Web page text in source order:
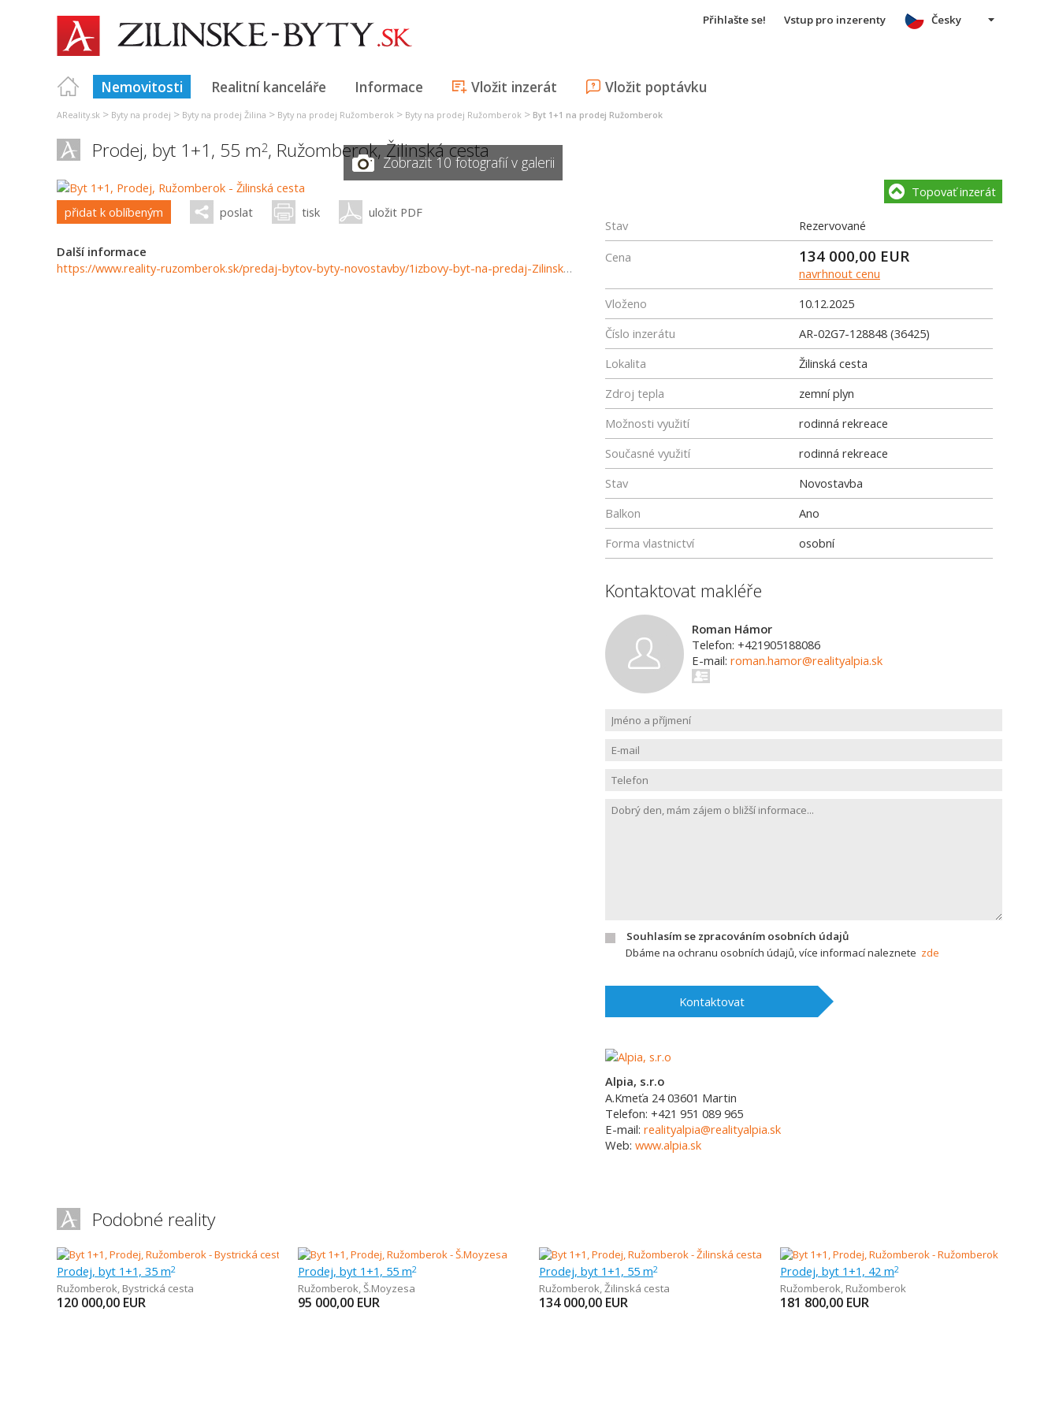
Přihlašte se! Vstup pro inzerenty
Nemovitosti Realitní kanceláře Informace Vložit inzerát Vložit poptávku
Česky
AReality.sk > Byty na prodej > Byty na prodej Žilina > Byty na prodej Ružomberok > Byty na prodej Ružomberok > Byt 1+1 na prodej Ružomberok
Prodej, byt 1+1, 55 m2, Ružomberok,Žilinská cesta
Zobrazit 10 fotografií v galerii
přidat k oblíbeným poslat tisk uložit PDF
Další informace
https://www.reality-ruzomberok.sk/predaj-bytov-byty-novostavby/1izbovy-byt-na-predaj-Zilinska-cesta-Ruzomberok-36425/?utm_source=areality&utm_medium=xml&utm_term=36425&utm_content=byt&utm_campaign=portaly
Topovať inzerát
Stav
Rezervované
Cena
134 000,00 EUR
navrhnout cenu
Vloženo
10.12.2025
Číslo inzerátu
AR-02G7-128848 (36425)
Lokalita
Žilinská cesta
Zdroj tepla
zemní plyn
Možnosti využití
rodinná rekreace
Současné využití
rodinná rekreace
Stav
Novostavba
Balkon
Ano
Forma vlastnictví
osobní
Kontaktovat makléře
Roman Hámor
Telefon: +421905188086
E-mail: roman.hamor@realityalpia.sk
Souhlasím se zpracováním osobních údajů
Dbáme na ochranu osobních údajů, více informací naleznete zde
Kontaktovat
Alpia, s.r.o
A.Kmeťa 24 03601 Martin
Telefon: +421 951 089 965
E-mail: realityalpia@realityalpia.sk
Web: www.alpia.sk
Podobné reality
Prodej, byt 1+1, 35 m2
Ružomberok, Bystrická cesta
120 000,00 EUR
Prodej, byt 1+1, 55 m2
Ružomberok,Š.Moyzesa
95 000,00 EUR
Prodej, byt 1+1, 55 m2
Ružomberok,Žilinská cesta
134 000,00 EUR
Prodej, byt 1+1, 42 m2
Ružomberok, Ružomberok
181 800,00 EUR